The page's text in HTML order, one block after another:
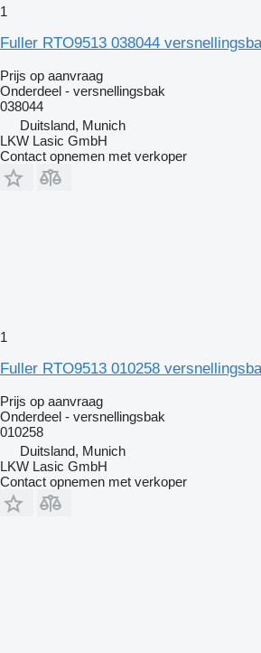
1
Fuller RTO9513 038044
Prijs op aanvraag
Onderdeel - versnellingsbak
038044
Duitsland, Munich
LKW Lasic GmbH
Contact opnemen met verkoper
1
Fuller RTO9513 010258
Prijs op aanvraag
Onderdeel - versnellingsbak
010258
Duitsland, Munich
LKW Lasic GmbH
Contact opnemen met verkoper